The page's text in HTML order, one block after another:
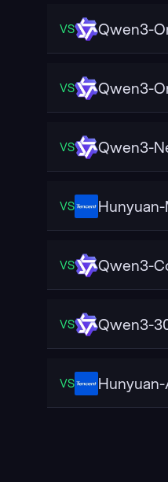
VS Qwen3-
VS Qwen3-
VS Qwen3-
VS
VS Qwen3-
VS Qwen3-
VS